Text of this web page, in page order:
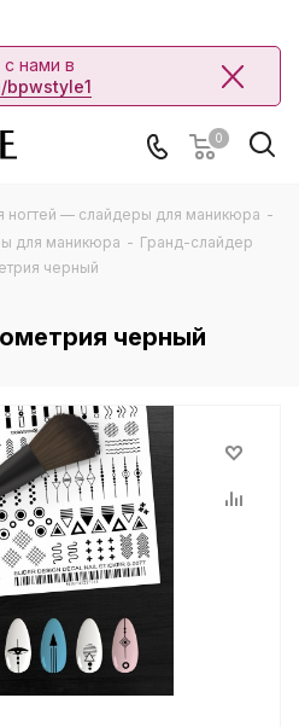
нами в
bpwstyle1
0
ногтей — слайдеры для маникюра -
для маникюра - Гранд-слайдер
черный
черный